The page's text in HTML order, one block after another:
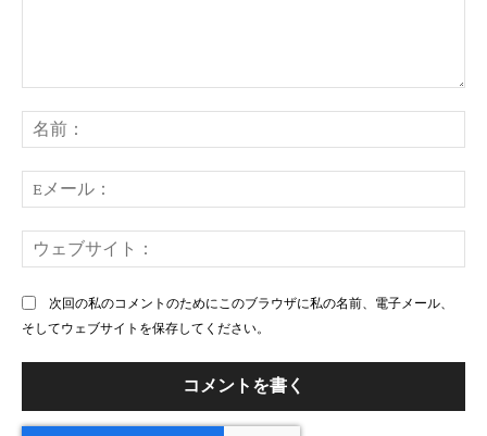
ン
ト：
前
メ
ー
ェ
次回の私のコメントのためにこのブラウザに私の名前、電子メール、
そしてウェブサイトを保存してください。